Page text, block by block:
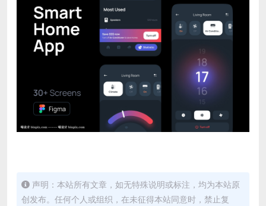
声明：本站所有文章，如无特殊说明或标注，均为本站原
创发布。任何个人或组织，在未征得本站同意时，禁止复